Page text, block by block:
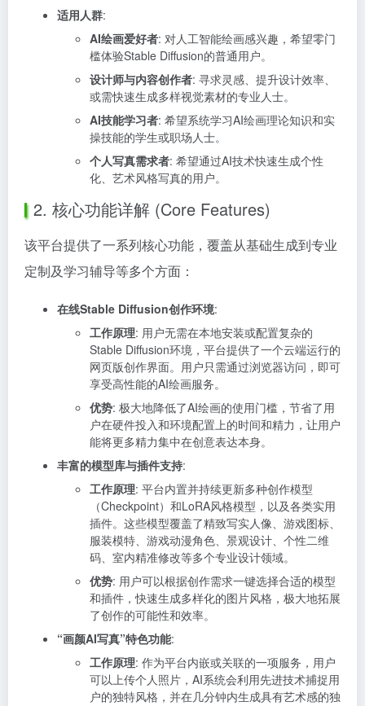
适用人群:
AI绘画爱好者: 对人工智能绘画感兴趣，希望零门
槛体验Stable Diffusion的普通用户。
设计师与内容创作者: 寻求灵感、提升设计效率、
或需快速生成多样视觉素材的专业人士。
AI技能学习者: 希望系统学习AI绘画理论知识和实
操技能的学生或职场人士。
个人写真需求者: 希望通过AI技术快速生成个性
化、艺术风格写真的用户。
2. 核心功能详解 (Core Features)
该平台提供了一系列核心功能，覆盖从基础生成到专业
定制及学习辅导等多个方面：
在线Stable Diffusion创作环境:
工作原理: 用户无需在本地安装或配置复杂的
Stable Diffusion环境，平台提供了一个云端运行的
网页版创作界面。用户只需通过浏览器访问，即可
享受高性能的AI绘画服务。
优势: 极大地降低了AI绘画的使用门槛，节省了用
户在硬件投入和环境配置上的时间和精力，让用户
能将更多精力集中在创意表达本身。
丰富的模型库与插件支持:
工作原理: 平台内置并持续更新多种创作模型
（Checkpoint）和LoRA风格模型，以及各类实用
插件。这些模型覆盖了精致写实人像、游戏图标、
服装模特、游戏动漫角色、景观设计、个性二维
码、室内精准修改等多个专业设计领域。
优势: 用户可以根据创作需求一键选择合适的模型
和插件，快速生成多样化的图片风格，极大地拓展
了创作的可能性和效率。
“画颜AI写真”特色功能:
工作原理: 作为平台内嵌或关联的一项服务，用户
可以上传个人照片，AI系统会利用先进技术捕捉用
户的独特风格，并在几分钟内生成具有艺术感的独